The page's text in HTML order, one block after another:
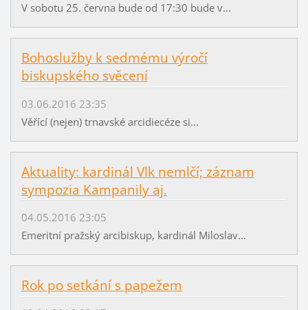
V sobotu 25. června bude od 17:30 bude v...
Bohoslužby k sedmému výročí
biskupského svěcení
03.06.2016 23:35
Věřící (nejen) trnavské arcidiecéze si...
Aktuality: kardinál Vlk nemlčí; záznam
sympozia Kampanily aj.
04.05.2016 23:05
Emeritní pražský arcibiskup, kardinál Miloslav...
Rok po setkání s papežem